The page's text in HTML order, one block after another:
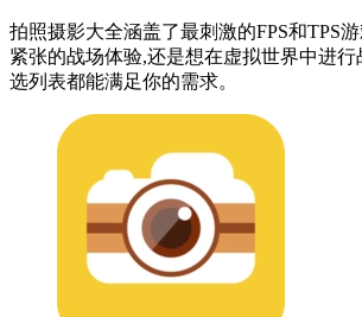
拍照摄影大全涵盖了最刺激的FPS和TPS
紧张的战场体验,还是想在虚拟世界中进
选列表都能满足你的需求。